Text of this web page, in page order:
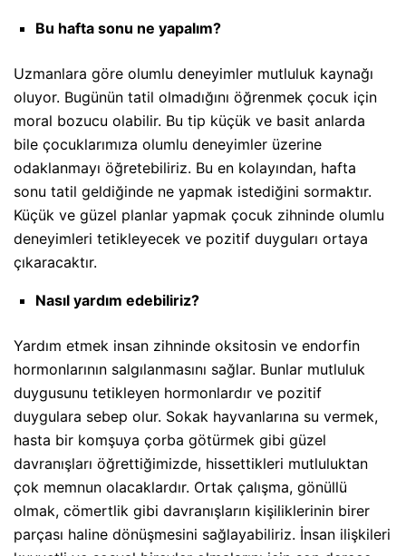
Bu hafta sonu ne yapalım?
Uzmanlara göre olumlu deneyimler mutluluk kaynağı
oluyor. Bugünün tatil olmadığını öğrenmek çocuk için
moral bozucu olabilir. Bu tip küçük ve basit anlarda
bile çocuklarımıza olumlu deneyimler üzerine
odaklanmayı öğretebiliriz. Bu en kolayından, hafta
sonu tatil geldiğinde ne yapmak istediğini sormaktır.
Küçük ve güzel planlar yapmak çocuk zihninde olumlu
deneyimleri tetikleyecek ve pozitif duyguları ortaya
çıkaracaktır.
Nasıl yardım edebiliriz?
Yardım etmek insan zihninde oksitosin ve endorfin
hormonlarının salgılanmasını sağlar. Bunlar mutluluk
duygusunu tetikleyen hormonlardır ve pozitif
duygulara sebep olur. Sokak hayvanlarına su vermek,
hasta bir komşuya çorba götürmek gibi güzel
davranışları öğrettiğimizde, hissettikleri mutluluktan
çok memnun olacaklardır. Ortak çalışma, gönüllü
olmak, cömertlik gibi davranışların kişiliklerinin birer
parçası haline dönüşmesini sağlayabiliriz. İnsan ilişkileri